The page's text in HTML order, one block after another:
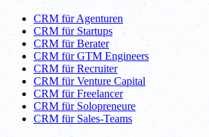
CRM für Agenturen
CRM für Startups
CRM für Berater
CRM für GTM Engineers
CRM für Recruiter
CRM für Venture Capital
CRM für Freelancer
CRM für Solopreneure
CRM für Sales-Teams